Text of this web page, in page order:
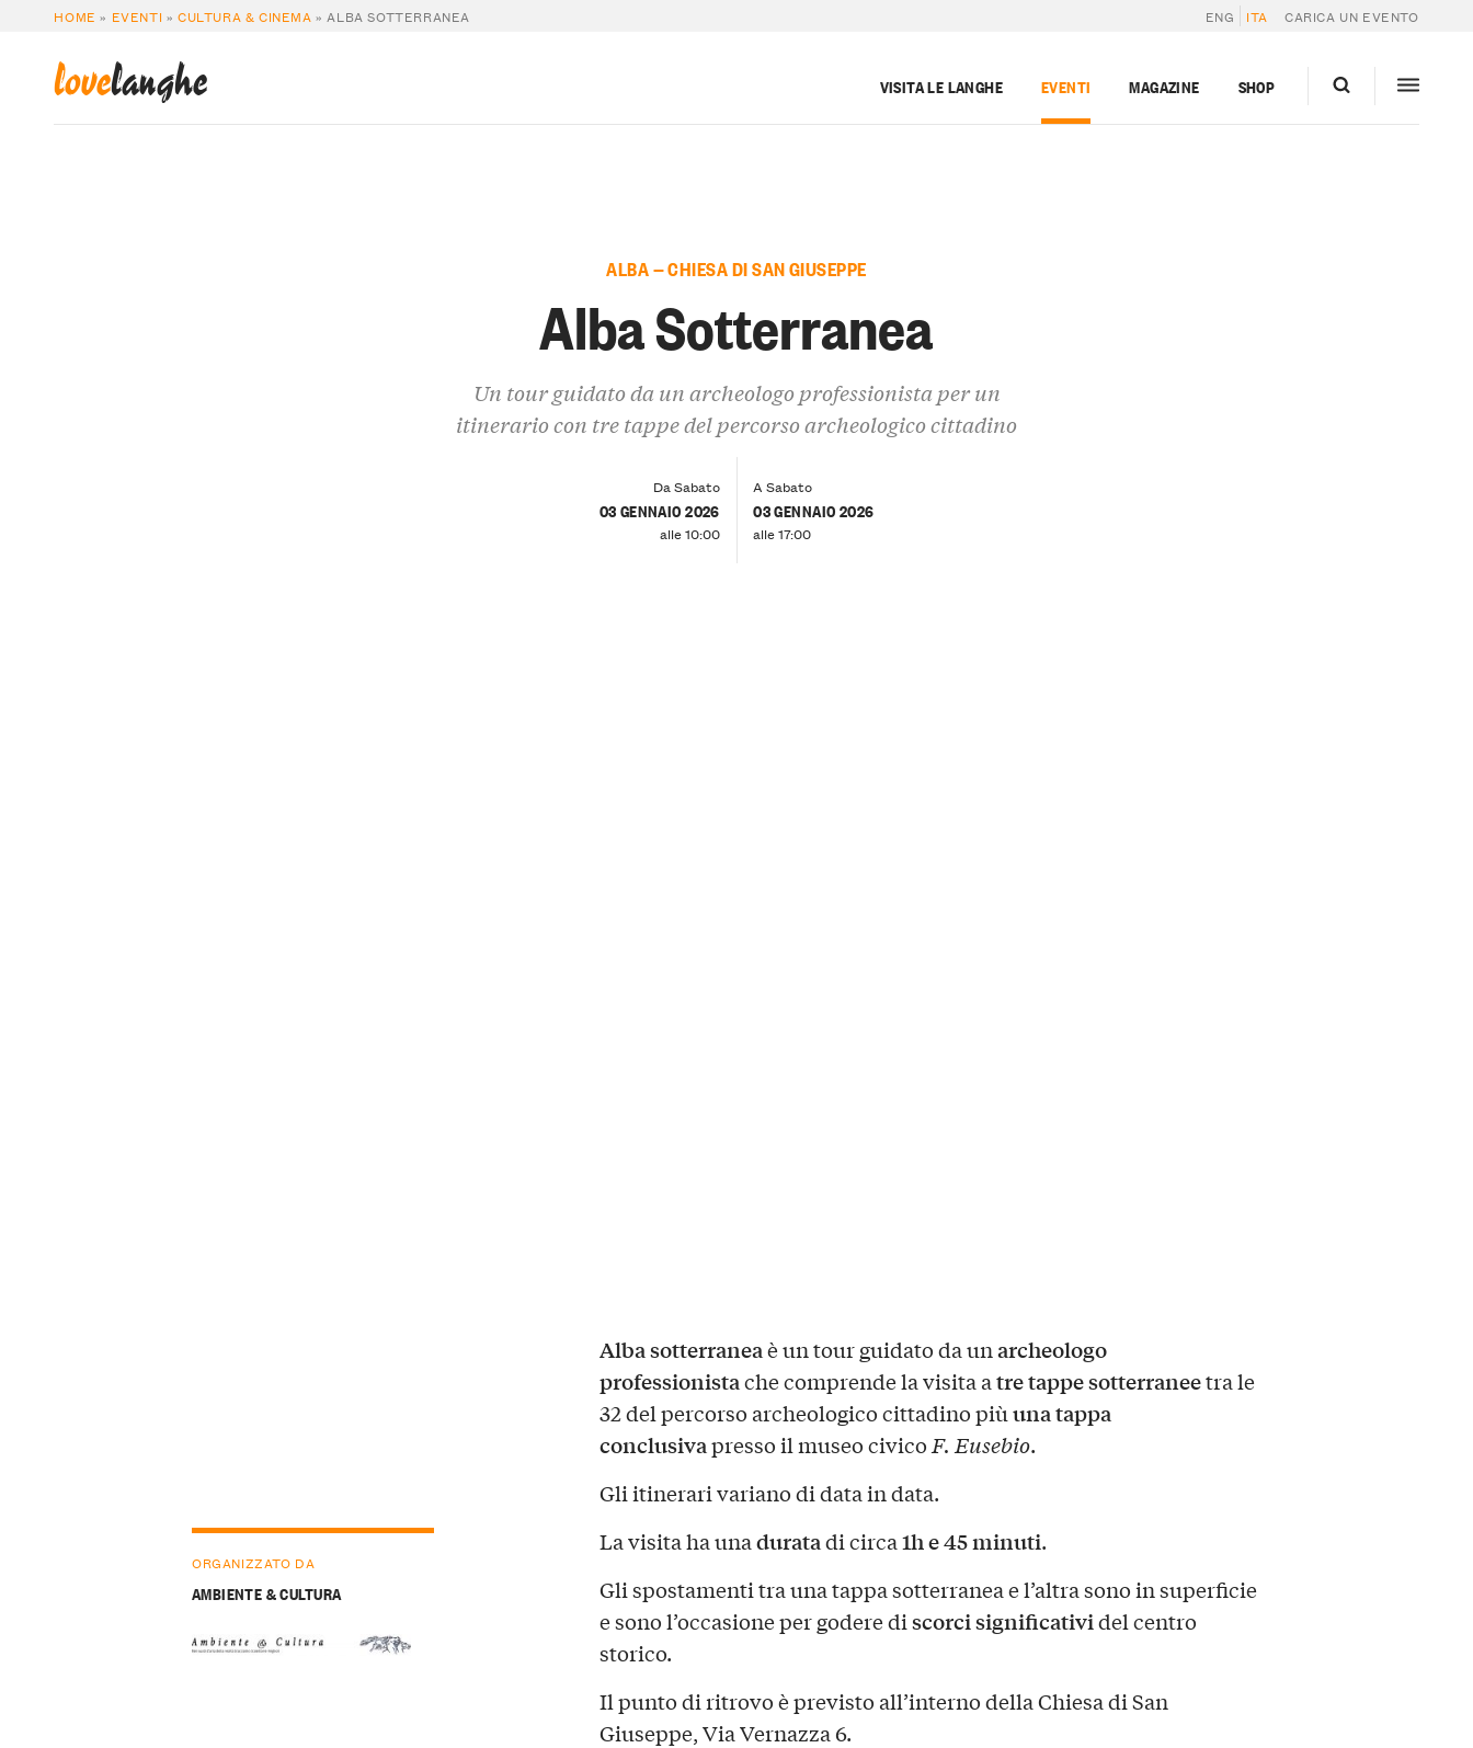
HOME » EVENTI »CULTURA & CINEMA »ALBA SOTTERRANEA ENG ITA CARICA UN EVENTO
lovelanghe VISITA LE LANGHE EVENTI MAGAZINE SHOP
ALBA — CHIESA DI SAN GIUSEPPE
Alba Sotterranea
Un tour guidato da un archeologo professionista per un
itinerario con tre tappe del percorso archeologico cittadino
Da Sabato
03 GENNAIO 2026
alle 10:00
A Sabato
03 GENNAIO 2026
alle 17:00
Alba sotterraneaè un tour guidato da unarcheologo
professionistache comprende la visita atre tappe sotterraneetra le
32 del percorso archeologico cittadino piùuna tappa
conclusivapresso il museo civicoF. Eusebio.
Gli itinerari variano di data in data.
La visita ha unaduratadi circa1h e 45 minuti.
Gli spostamenti tra una tappa sotterranea e l’altra sono in superficie
e sono l’occasione per godere discorci significatividel centro
storico.
Il punto di ritrovo è previsto all’interno della Chiesa di San
Giuseppe, Via Vernazza 6.
ORGANIZZATO DA
AMBIENTE & CULTURA